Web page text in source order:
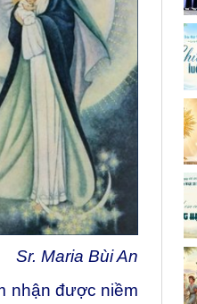
Sr. Maria Bùi An
nhận được niềm